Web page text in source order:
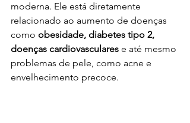
moderna. Ele está diretamente
relacionado ao aumento de doenças
como obesidade, diabetes tipo 2,
doenças cardiovasculares e até mesmo
problemas de pele, como acne e
envelhecimento precoce.